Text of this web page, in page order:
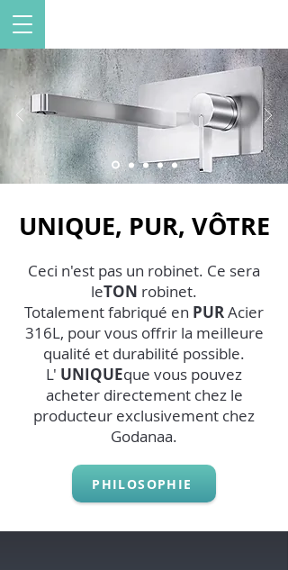
UNIQUE, PUR, VÔTRE
Ceci n'est pas un robinet. Ce sera
leTON robinet.
Totalement fabriqué en PURAcier
316L, pour vous offrir la meilleure
qualité et durabilité possible.
L' UNIQUEque vous pouvez
acheter directement chez le
producteur exclusivement chez
Godanaa.
PHILOSOPHIE